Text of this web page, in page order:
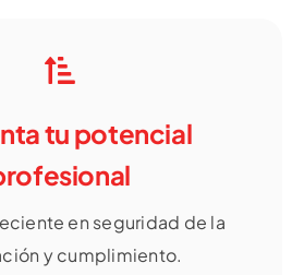
tu potencial
en seguridad de la
y cumplimiento.